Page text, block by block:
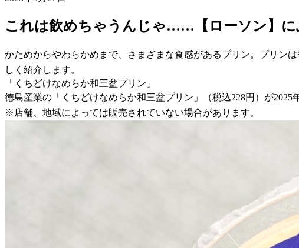
これは飲めちゃうんじゃ……【ローソン】に
かためからやわらかめまで、さまざまな食感があるプリン。プリン
しく紹介します。
「くちどけなめらか和三盆プリン」
徳島産業の「くちどけなめらか和三盆プリン」（税込228円）が2025
※店舗、地域によっては販売されていない場合があります。